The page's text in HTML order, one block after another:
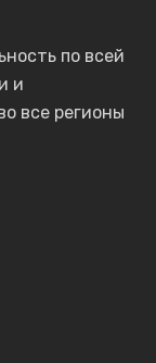
по всей
и
все регионы